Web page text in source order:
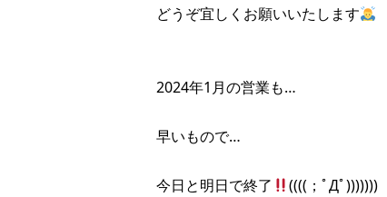
どうぞ宜しくお願いいたします
2024年1月の営業も…
早いもので…
今日と明日で終了 ((((；ﾟДﾟ)))))))